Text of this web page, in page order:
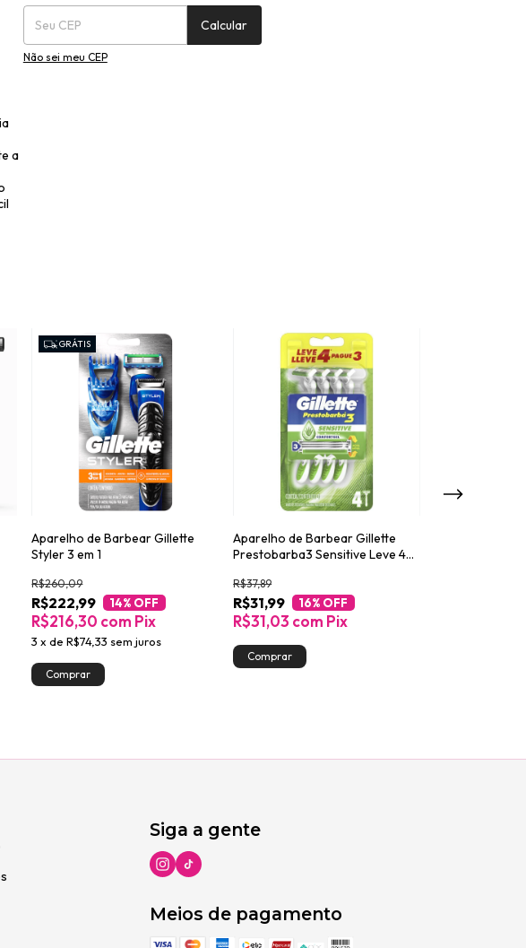
Calcular
Não sei meu CEP
a
GRÁTIS
Aparelho de Barbear Gillette
Styler 3 em 1
R$222,99
R$260,09
14% OFF
3 xdeR$74,33 sem juros
R$216,30 com Pix
Aparelho de Barbear Gillette
Prestobarba3 Sensitive Leve 4
R$31,99
R$37,89
16% OFF
R$31,03 com Pix
Siga a gente
Meios de pagamento